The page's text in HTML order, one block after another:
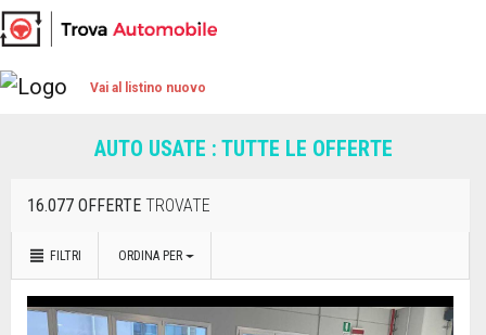
Vai al listino nuovo
AUTO USATE : TUTTE LE OFFERTE
16.077 OFFERTE TROVATE
FILTRI ORDINA PER